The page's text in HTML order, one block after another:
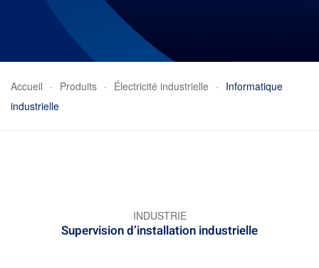
Accueil Produits Électricité industrielle
Informatique
industrielle
INDUSTRIE
Supervision d’installation industrielle